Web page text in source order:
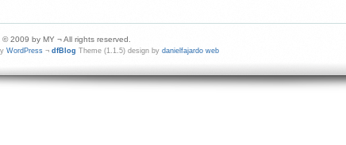
© 2009 by MY ¬ All rights reserved.
WordPress ¬ dfBlog Theme (1.1.5) design by danielfajardo web